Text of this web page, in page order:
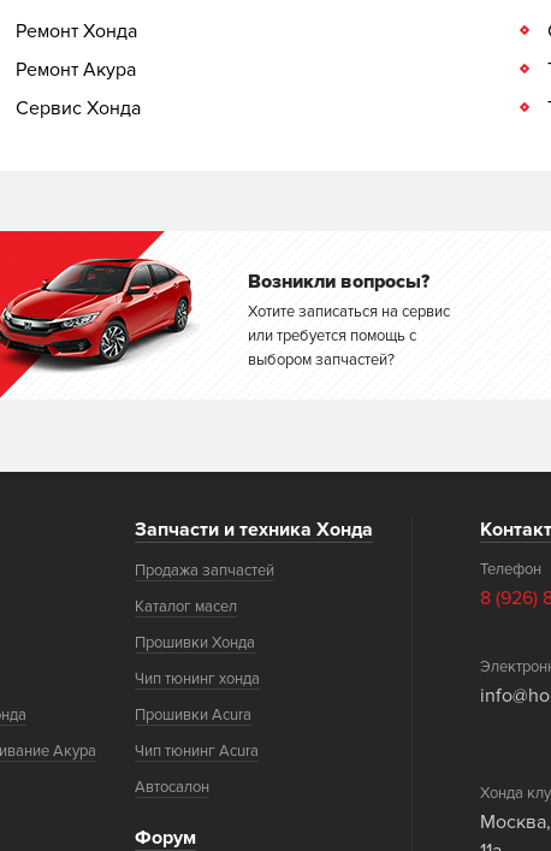
Ремонт Хонда
Ремонт Акура
Сервис Хонда
Возникли вопросы?
Хотите записаться на сервис
или требуется помощь с
выбором запчастей?
Акура
Запчасти и техника Хонда
Продажа запчастей
Каталог масел
Прошивки Хонда
Чип тюнинг хонда
Прошивки Acura
Чип тюнинг Acura
Автосалон
Форум
Телефон
8 (926)
Хонда